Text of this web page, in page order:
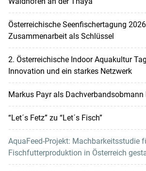
Österreichische Seenfischertagung
Zusammenarbeit als Schlüssel
2. Österreichische Indoor Aquakultur
Innovation und ein starkes Netzwerk
Markus Payr als
“Let´s Fetz” zu “Let´s Fisch”
AquaFeed-Projekt: Machbarkeitsstudie
Fischfutterproduktion in Österreich